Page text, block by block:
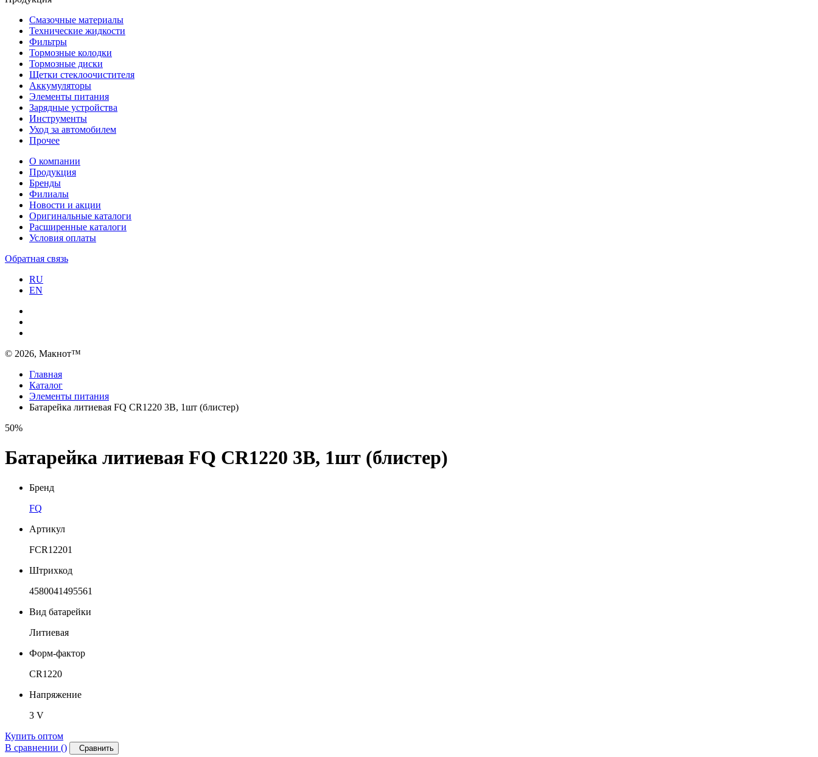
Смазочные материалы
Технические жидкости
Фильтры
Тормозные колодки
Тормозные диски
Щетки стеклоочистителя
Аккумуляторы
Элементы питания
Зарядные устройства
Инструменты
Уход за автомобилем
Прочее
О компании
Продукция
Бренды
Филиалы
Новости и акции
Оригинальные каталоги
Расширенные каталоги
Условия оплаты
Обратная связь
RU
EN
© 2026, Макнот™
Главная
Каталог
Элементы питания
Батарейка литиевая FQ CR1220 3В, 1шт (блистер)
50%
Батарейка литиевая FQ CR1220 3В, 1шт (блистер)
Бренд
FQ
Артикул
FCR12201
Штрихкод
4580041495561
Вид батарейки
Литиевая
Форм-фактор
CR1220
Напряжение
3 V
Купить оптом
В сравнении () Сравнить